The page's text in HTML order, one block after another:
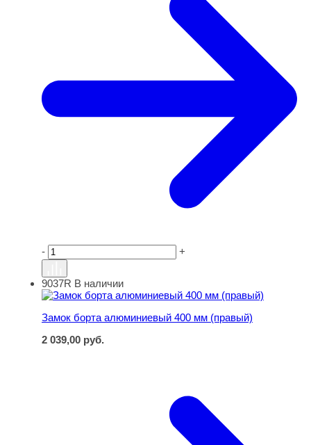
- +
Замок борта алюминиевый 400 мм (правый)
9037R В наличии
Замок борта алюминиевый 400 мм (правый)
2 039,00 руб.